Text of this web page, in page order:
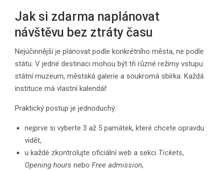
Jak si zdarma naplánovat
návštěvu bez ztráty času
Nejúčinnější je plánovat podle konkrétního města, ne podle
státu. V jedné destinaci mohou být tři různé režimy vstupu:
státní muzeum, městská galerie a soukromá sbírka. Každá
instituce má vlastní kalendář.
Praktický postup je jednoduchý:
nejprve si vyberte 3 až 5 památek, které chcete opravdu
vidět,
u každé zkontrolujte oficiální web a sekci Tickets,
Opening hours nebo Free admission,